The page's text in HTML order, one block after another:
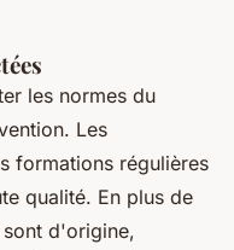
les normes du
Les
formations régulières
qualité. En plus de
d'origine,